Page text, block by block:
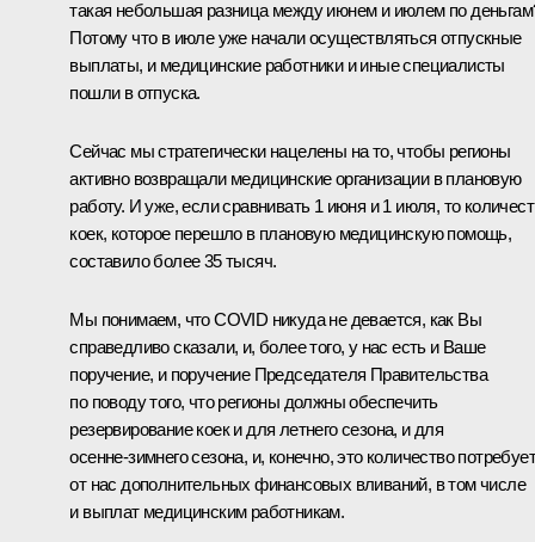
такая небольшая разница между июнем и июлем по
Потому что в июле уже начали осуществляться отпускные
выплаты, и медицинские работники и иные специалисты
пошли в отпуска.
Сейчас мы стратегически нацелены на то, чтобы регионы
активно возвращали медицинские организации в плановую
работу. И уже, если сравнивать 1 июня и 1 июля, то
коек, которое перешло в плановую медицинскую помощь,
составило более 35 тысяч.
Мы понимаем, что COVID никуда не девается, как Вы
справедливо сказали, и, более того, у нас есть и Ваше
поручение, и поручение Председателя Правительства
по поводу того, что регионы должны обеспечить
резервирование коек и для летнего сезона, и для
осенне‑зимнего сезона, и, конечно, это количество потребует
от нас дополнительных финансовых вливаний, в том числе
и выплат медицинским работникам.